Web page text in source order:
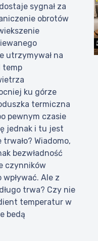
sygnał za
obrotów
utrzymywał na
temp
ku górze
termiczna
pewnym czasie
jednak i tu jest
Wiadomo,
bezwładność
czynników
Ale z
trwa? Czy nie
temperatur w
bedą